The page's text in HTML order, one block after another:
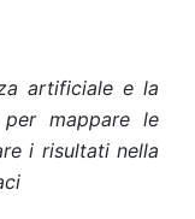
artificiale e la
mappare le
i risultati nella